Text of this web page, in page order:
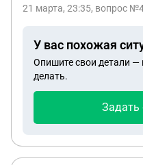
деньги? Банк
тысяч подарок от
Писали в банк
как этого недостаточно.
21 марта, 23:35, вопрос
У вас похожая
Опишите свои детали —
делать.
Задать